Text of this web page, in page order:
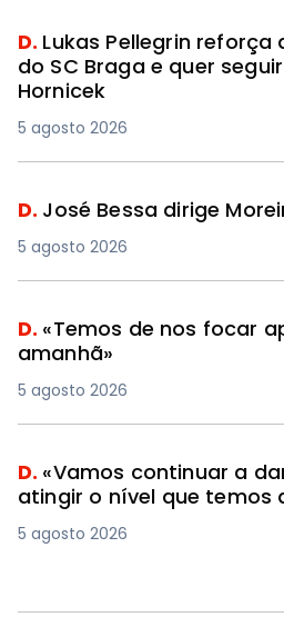
D. Lukas Pellegrin reforça
do SC Braga e quer
Hornicek
5 agosto 2026
D. José Bessa dirige
5 agosto 2026
D. «Temos de nos focar
amanhã»
5 agosto 2026
D. «Vamos continuar a
atingir o nível que temos
5 agosto 2026